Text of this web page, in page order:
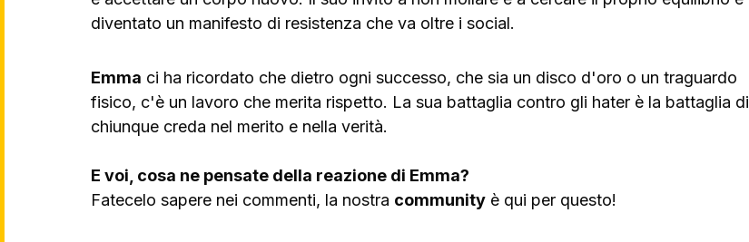
diventato un manifesto di resistenza che va oltre i social.
Emma ci ha ricordato che dietro ogni successo, che sia un disco d'oro o un traguardo
fisico, c'è un lavoro che merita rispetto. La sua battaglia contro gli hater è la battaglia di
chiunque creda nel merito e nella verità.
E voi, cosa ne pensate della reazione di Emma?
Fatecelo sapere nei commenti, la nostra community è qui per questo!